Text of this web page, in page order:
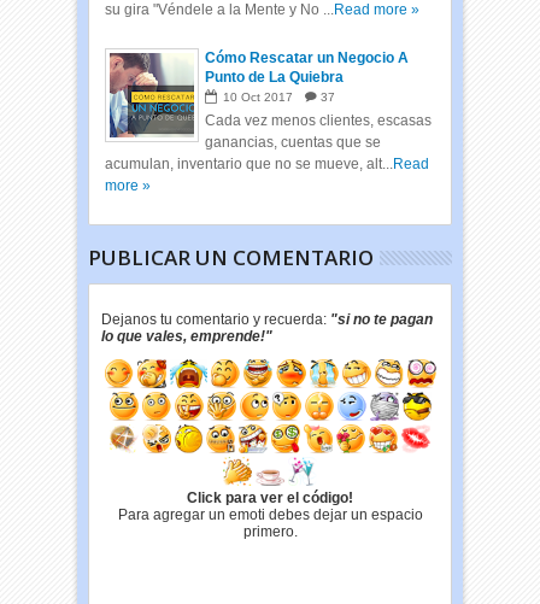
su gira "Véndele a la Mente y No ...Read more »
Cómo Rescatar un Negocio A
Punto de La Quiebra
10 Oct 2017 37
Cada vez menos clientes, escasas
ganancias, cuentas que se
acumulan, inventario que no se mueve, alt...Read
more »
PUBLICAR UN COMENTARIO
Dejanos tu comentario y recuerda: "si no te pagan
lo que vales, emprende!"
Click para ver el código!
Para agregar un emoti debes dejar un espacio
primero.